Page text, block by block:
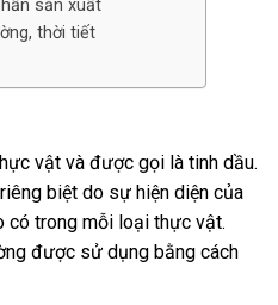
sản xuất
thời tiết
vật và được gọi là tinh dầu.
biệt do sự hiện diện của
có trong mỗi loại thực vật.
được sử dụng bằng cách